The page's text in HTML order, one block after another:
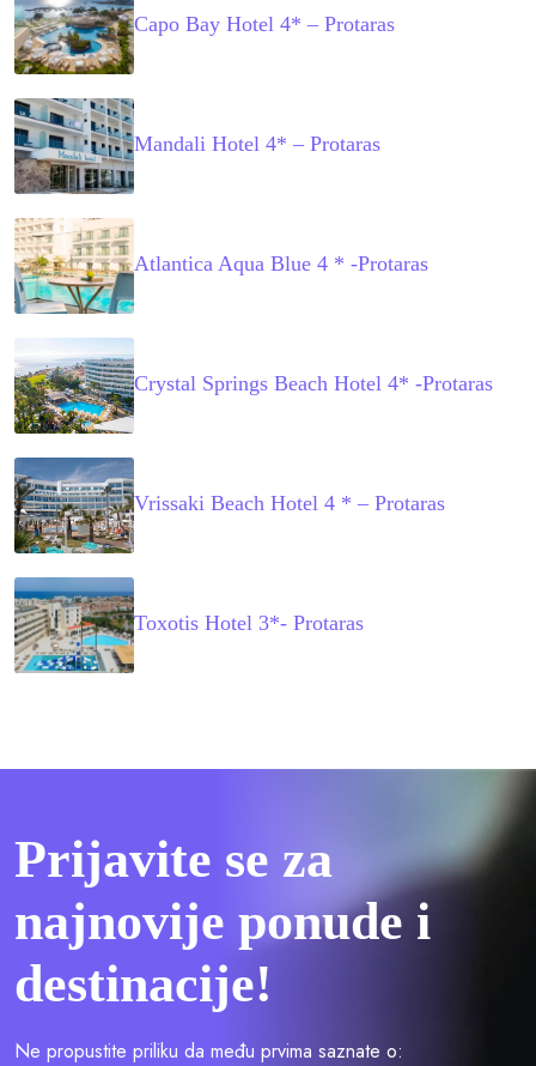
Capo Bay Hotel 4* – Protaras
Mandali Hotel 4* – Protaras
Atlantica Aqua Blue 4 * -Protaras
Crystal Springs Beach Hotel 4* -Protaras
Vrissaki Beach Hotel 4 * – Protaras
Toxotis Hotel 3*- Protaras
Prijavite se za
najnovije ponude i
destinacije!
Ne propustite priliku da među prvima saznate o: